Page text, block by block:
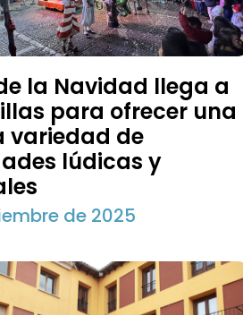
la Navidad llega a
para ofrecer una
variedad de
lúdicas y
de 2025